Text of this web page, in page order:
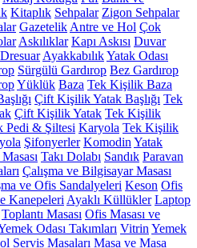
Kitaplık Sehpalar Zigon Sehpalar
Gazetelik Antre ve Hol Çok
Askılıklar Kapı Askısı Duvar
Dresuar AyakkabılıkYatak Odası
Sürgülü Gardırop Bez Gardırop
Yüklük Baza Tek Kişilik Baza
Çift Kişilik Yatak Başlığı Tek
Çift Kişilik Yatak Tek Kişilik
Pedi & Şiltesi Karyola Tek Kişilik
Şifonyerler Komodin Yatak
Takı Dolabı Sandık Paravan
Çalışma ve Bilgisayar Masası
ve Ofis Sandalyeleri Keson Ofis
Kanepeleri Ayaklı Küllükler Laptop
Toplantı Masası Ofis Masası ve
Odası Takımları Vitrin Yemek
Servis Masaları Masa ve Masa